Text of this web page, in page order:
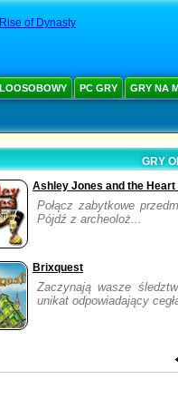
Rise of Dynasty
PC GRY GRY NA
GRY
Ashley Jones and the Heart
Połącz zabytkowe
Pójdź z archeoloż...
Brixquest
Zaczynają wasze
unikat odpowiadający